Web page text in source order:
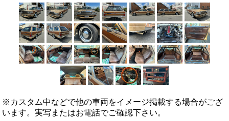
※カスタム中などで他の車両をイメージ掲載する場合がござ
います。実写またはお電話でご確認下さい。